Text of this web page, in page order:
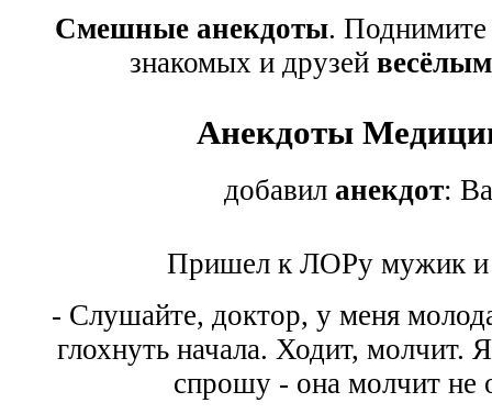
Смешные анекдоты. Поднимите
знакомых и друзей
Анекдоты
добавил анекдот:
Пришел к ЛОРу мужик и
- Слушайте, доктор, у меня
глохнуть начала. Ходит, молчит.
спрошу - она молчит не